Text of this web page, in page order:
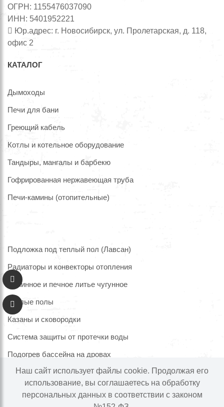
ОГРН: 1155476037090
ИНН: 5401952221
Юр.адрес: г. Новосибирск, ул. Пролетарская, д. 118,
офис 2
КАТАЛОГ
Дымоходы
Печи для бани
Греющий кабель
Котлы и котельное оборудование
Тандыры, мангалы и барбекю
Гофрированная нержавеющая труба
Печи-камины (отопительные)
Подложка под теплый пол (Лавсан)
Радиаторы и конвекторы отопления
Каминное и печное литье чугунное
Теплые полы
Казаны и сковородки
Система защиты от протечки воды
Подогрев бассейна на дровах
Информация на сайте не является публичной офертой.
Наш сайт использует файлы cookie. Продолжая его
использование, вы соглашаетесь на обработку
персональных данных в соответствии с законом